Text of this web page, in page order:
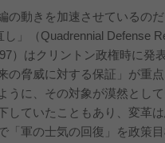
動きを加速させているの
」（Quadrennial Defense
）はクリントン政権時に発
の脅威に対する保証」が重
うに、その対象が漠然とし
していたこともあり、変革
「軍の士気の回復」を政策